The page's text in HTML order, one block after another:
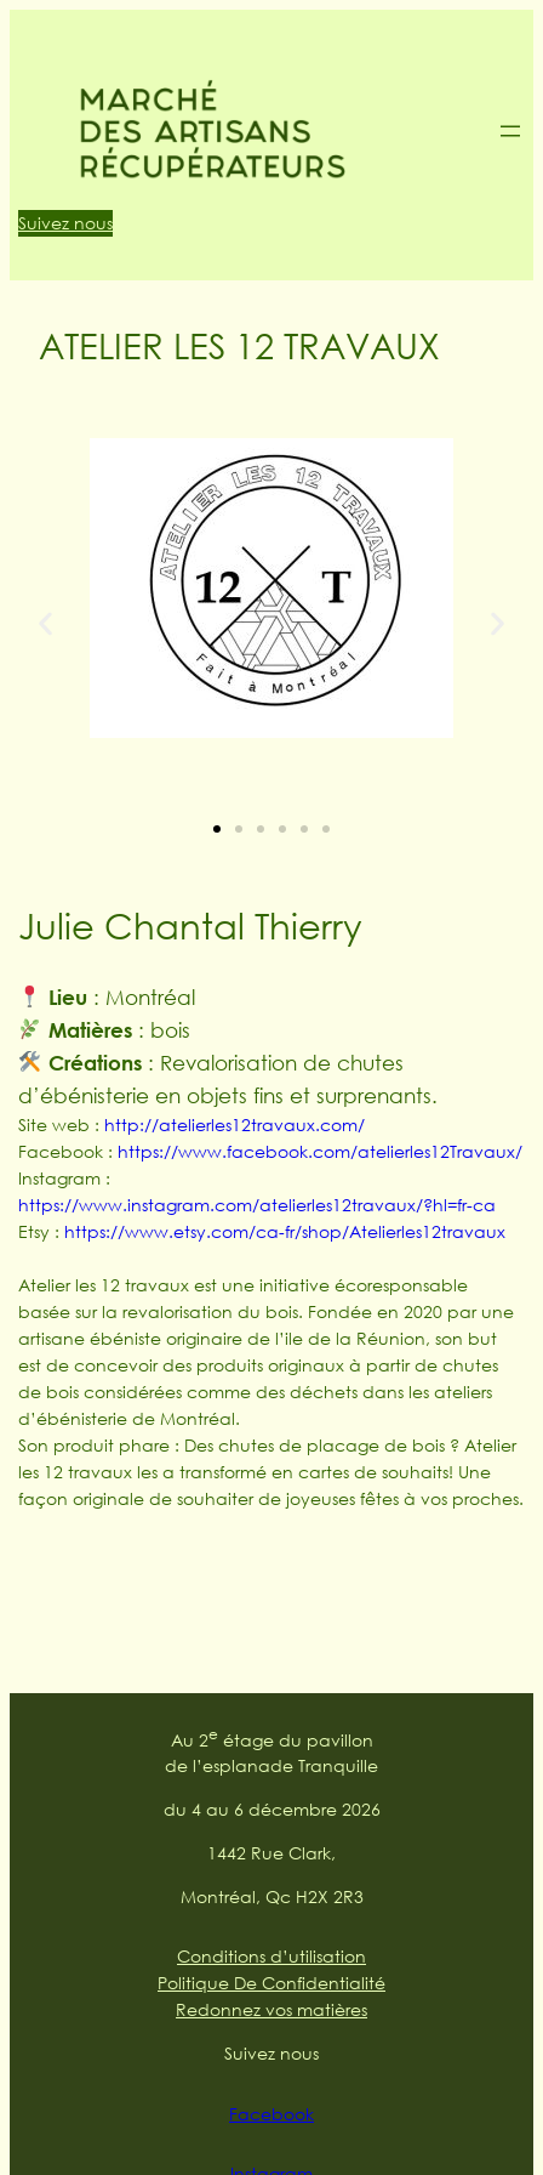
Suivez nous
ATELIER LES 12 TRAVAUX
Julie Chantal Thierry
Lieu : Montréal
Matières: bois
Créations: Revalorisation de chutes
d’ébénisterie en objets fins et surprenants.
Site web : http://atelierles12travaux.com/
Facebook : https://www.facebook.com/atelierles12Travaux/
Instagram :
https://www.instagram.com/atelierles12travaux/?hl=fr-ca
Etsy : https://www.etsy.com/ca-fr/shop/Atelierles12travaux
Atelier les 12 travaux est une initiative écoresponsable
basée sur la revalorisation du bois. Fondée en 2020 par une
artisane ébéniste originaire de l’ile de la Réunion, son but
est de concevoir des produits originaux à partir de chutes
de bois considérées comme des déchets dans les ateliers
d’ébénisterie de Montréal.
Son produit phare : Des chutes de placage de bois ? Atelier
les 12 travaux les a transformé en cartes de souhaits! Une
façon originale de souhaiter de joyeuses fêtes à vos proches.
Au 2e étage du pavillon
de l’esplanade Tranquille
du 4 au 6 décembre 2026
1442 Rue Clark,
Montréal, Qc H2X 2R3
Conditions d’utilisation
Politique De Confidentialité
Redonnez vos matières
Suivez nous
Facebook